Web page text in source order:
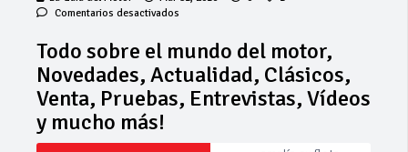
Comentarios desactivados
el
mundo
del
motor,
Todo sobre el mundo del motor,
Novedades, Actualidad, Clásicos,
Venta, Pruebas, Entrevistas, Vídeos
y mucho más!